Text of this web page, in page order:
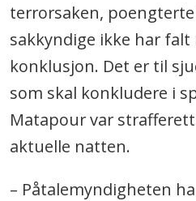
terrorsaken,
sakkyndige ikke har falt
konklusjon. Det er til
som skal konkludere i
Matapour var
aktuelle natten.
– Påtalemyndigheten